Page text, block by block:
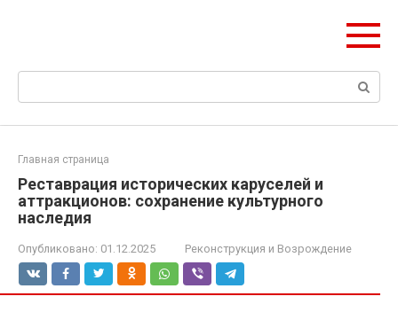
Поиск:
Главная страница
Реставрация исторических каруселей и
аттракционов: сохранение культурного
наследия
Опубликовано: 01.12.2025 Реконструкция и Возрождение